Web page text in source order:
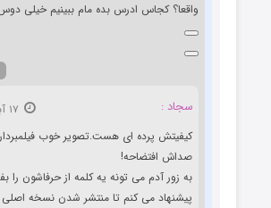
واقعا؟ کجاس ادرس بده مام ببینیم خیلی دوس
سجاد :
کیفیتش پرده ای هست.تصویر خوب
صداش افتضاحه!
به زور آدم می تونه یه کلمه از حرفاشون را
پیشنهاد می کنم تا منتشر شدن نسخه اصلی